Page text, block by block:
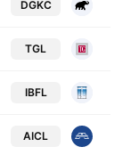
DGKC
TGL
IBFL
AICL